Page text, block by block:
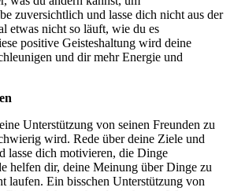
zuversichtlich und lasse dich nicht aus der
etwas nicht so läuft, wie du es
positive Geisteshaltung wird deine
und dir mehr Energie und
Unterstützung von seinen Freunden zu
wird. Rede über deine Ziele und
lasse dich motivieren, die Dinge
helfen dir, deine Meinung über Dinge zu
laufen. Ein bisschen Unterstützung von